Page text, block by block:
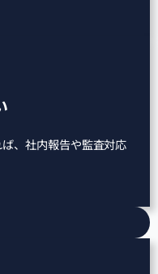
、社内報告や監査対応